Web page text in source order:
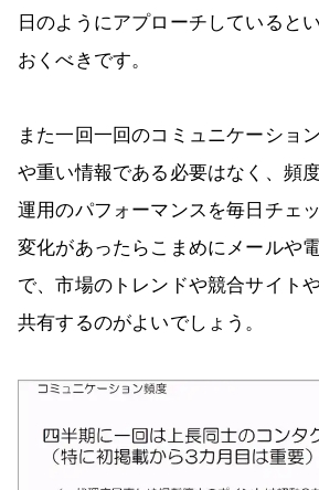
日のようにアプローチしていると
おくべきです。
また一回一回のコミュニケーショ
や重い情報である必要はなく、頻
運用のパフォーマンスを毎日チェ
変化があったらこまめにメールや
で、市場のトレンドや競合サイト
共有するのがよいでしょう。